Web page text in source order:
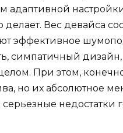
адаптивной
делает. Вес девайса
эффективное
симпатичный дизайн,
При этом,
но их абсолютное
недостатки